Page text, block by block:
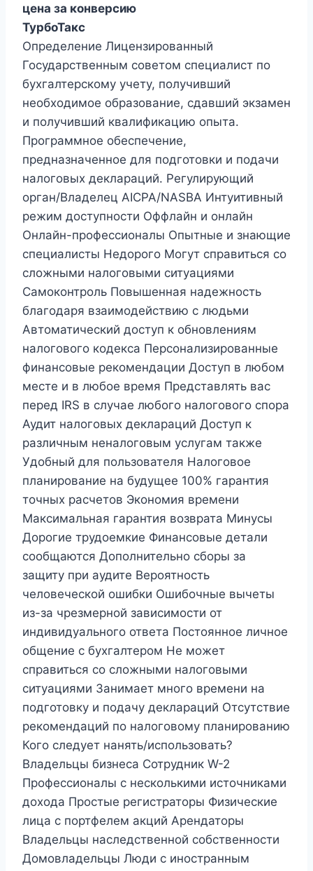
цена за конверсию
ТурбоТакс
Определение Лицензированный
Государственным советом специалист по
бухгалтерскому учету, получивший
необходимое образование, сдавший экзамен
и получивший квалификацию опыта.
Программное обеспечение,
предназначенное для подготовки и подачи
налоговых деклараций. Регулирующий
орган/Владелец AICPA/NASBA Интуитивный
режим доступности Оффлайн и онлайн
Онлайн-профессионалы Опытные и знающие
специалисты Недорого Могут справиться со
сложными налоговыми ситуациями
Самоконтроль Повышенная надежность
благодаря взаимодействию с людьми
Автоматический доступ к обновлениям
налогового кодекса Персонализированные
финансовые рекомендации Доступ в любом
месте и в любое время Представлять вас
перед IRS в случае любого налогового спора
Аудит налоговых деклараций Доступ к
различным неналоговым услугам также
Удобный для пользователя Налоговое
планирование на будущее 100% гарантия
точных расчетов Экономия времени
Максимальная гарантия возврата Минусы
Дорогие трудоемкие Финансовые детали
сообщаются Дополнительно сборы за
защиту при аудите Вероятность
человеческой ошибки Ошибочные вычеты
из-за чрезмерной зависимости от
индивидуального ответа Постоянное личное
общение с бухгалтером Не может
справиться со сложными налоговыми
ситуациями Занимает много времени на
подготовку и подачу деклараций Отсутствие
рекомендаций по налоговому планированию
Кого следует нанять/использовать?
Владельцы бизнеса Сотрудник W-2
Профессионалы с несколькими источниками
дохода Простые регистраторы Физические
лица с портфелем акций Арендаторы
Владельцы наследственной собственности
Домовладельцы Люди с иностранным